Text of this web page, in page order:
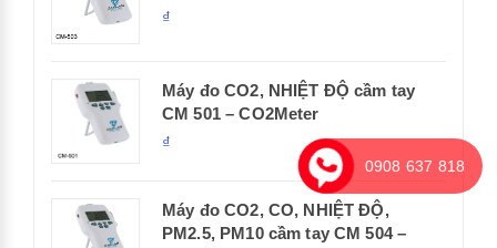
₫
Máy đo CO2, NHIỆT ĐỘ cầm tay
CM 501 – CO2Meter
₫
Máy đo CO2, CO, NHIỆT ĐỘ,
PM2.5, PM10 cầm tay CM 504 –
0908 637 818